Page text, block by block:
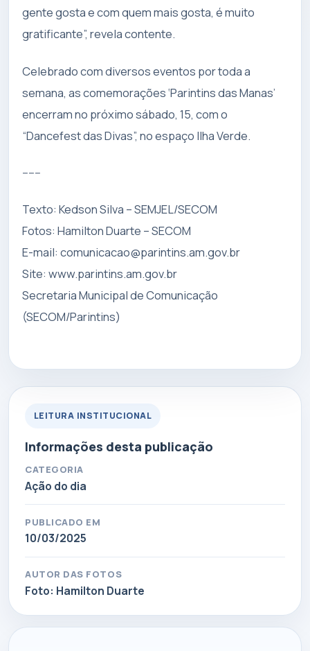
gente gosta e com quem mais gosta, é muito
gratificante”, revela contente.
Celebrado com diversos eventos por toda a
semana, as comemorações ‘Parintins das Manas’
encerram no próximo sábado, 15, com o
“Dancefest das Divas”, no espaço Ilha Verde.
------
Texto: Kedson Silva – SEMJEL/SECOM
Fotos: Hamilton Duarte – SECOM
E-mail:comunicacao@parintins.am.gov.br
Site: www.parintins.am.gov.br
Secretaria Municipal de Comunicação
(SECOM/Parintins)
LEITURA INSTITUCIONAL
Informações desta publicação
CATEGORIA
Ação do dia
PUBLICADO EM
10/03/2025
AUTOR DAS FOTOS
Foto: Hamilton Duarte